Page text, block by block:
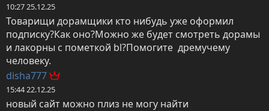
10:27 25.12.25
Товарищи дорамщики кто нибудь уже оформил
подписку?Как оно?Можно же будет смотреть дорамы
и лакорны с пометкой bl?Помогите  дремучему
человеку.
disha777
15:44 22.12.25
новый сайт можно плиз не могу найти